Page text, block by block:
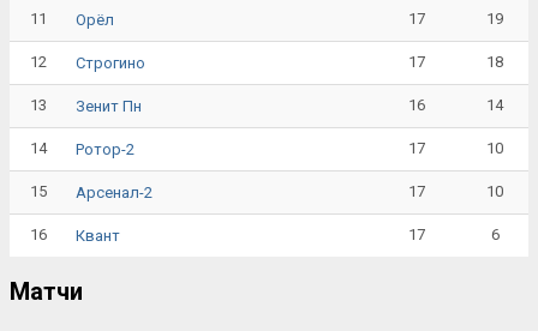
11 Орёл 17 19
12 Строгино 17 18
13 Зенит Пн 16 14
14 Ротор-2 17 10
15 Арсенал-2 17 10
16 Квант 17 6
Матчи